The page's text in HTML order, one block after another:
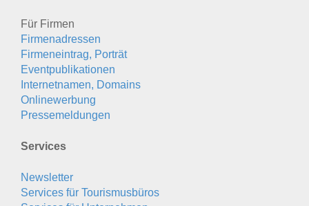
Für Firmen
Firmenadressen
Firmeneintrag, Porträt
Eventpublikationen
Internetnamen, Domains
Onlinewerbung
Pressemeldungen
Services
Newsletter
Services für Tourismusbüros